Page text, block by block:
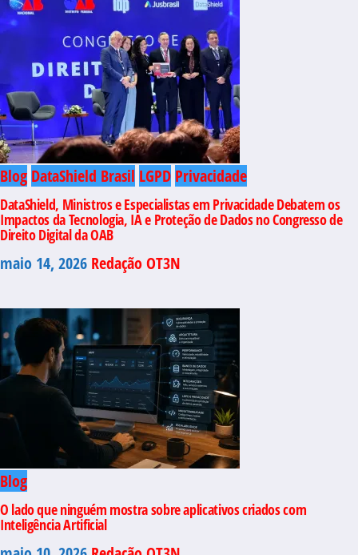
Blog DataShield Brasil LGPD Privacidade
DataShield, Ministros e Especialistas em Privacidade Debatem os
Impactos da Tecnologia, IA e Proteção de Dados no Congresso de
Direito Digital da OAB
maio 14, 2026 Redação OT3N
Blog
O lado que ninguém mostra sobre aplicativos criados com
Inteligência Artificial